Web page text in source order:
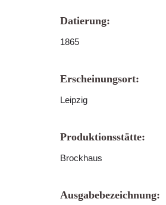
Datierung:
1865
Erscheinungsort:
Leipzig
Produktionsstätte:
Brockhaus
Ausgabebezeichnung: